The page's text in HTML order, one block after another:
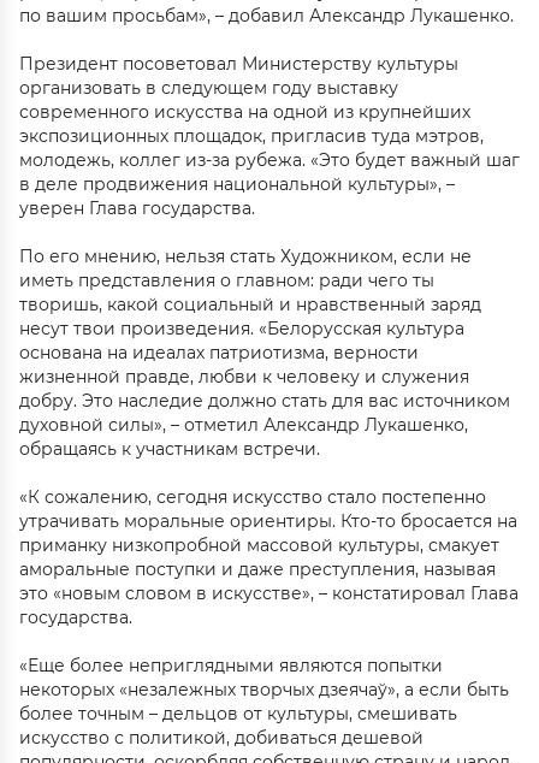
по вашим просьбам», – добавил Александр Лукашенко.
Президент посоветовал Министерству культуры
организовать в следующем году выставку
современного искусства на одной из крупнейших
экспозиционных площадок, пригласив туда мэтров,
молодежь, коллег из-за рубежа. «Это будет важный шаг
в деле продвижения национальной культуры», –
уверен Глава государства.
По его мнению, нельзя стать Художником, если не
иметь представления о главном: ради чего ты
творишь, какой социальный и нравственный заряд
несут твои произведения. «Белорусская культура
основана на идеалах патриотизма, верности
жизненной правде, любви к человеку и служения
добру. Это наследие должно стать для вас источником
духовной силы», – отметил Александр Лукашенко,
обращаясь к участникам встречи.
«К сожалению, сегодня искусство стало постепенно
утрачивать моральные ориентиры. Кто-то бросается на
приманку низкопробной массовой культуры, смакует
аморальные поступки и даже преступления, называя
это «новым словом в искусстве», – констатировал Глава
государства.
«Еще более неприглядными являются попытки
некоторых «незалежных творчых дзеячаў», а если быть
более точным – дельцов от культуры, смешивать
искусство с политикой, добиваться дешевой